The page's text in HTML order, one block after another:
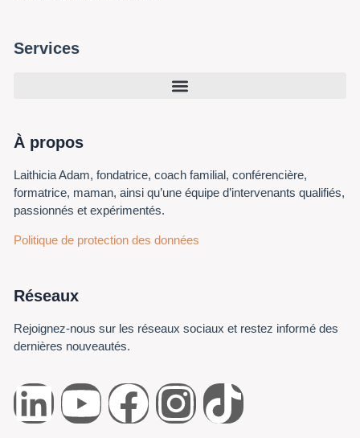
Services
À propos
Laithicia Adam, fondatrice, coach familial, conférencière,
formatrice, maman, ainsi qu’une équipe d’intervenants qualifiés,
passionnés et expérimentés.
Politique de protection des données
Réseaux
Rejoignez-nous sur les réseaux sociaux et restez informé des
dernières nouveautés.